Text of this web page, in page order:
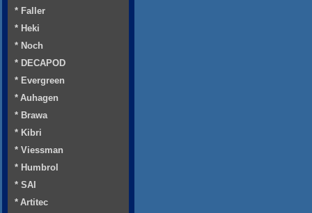
* Faller
* Heki
* Noch
* DECAPOD
* Evergreen
* Auhagen
* Brawa
* Kibri
* Viessman
* Humbrol
* SAI
* Artitec